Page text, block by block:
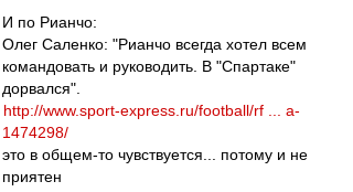
И по Рианчо:
Олег Саленко: "Рианчо всегда хотел всем
командовать и руководить. В "Спартаке"
дорвался".
http://www.sport-express.ru/football/rf ... a-
1474298/
это в общем-то чувствуется... потому и не
приятен